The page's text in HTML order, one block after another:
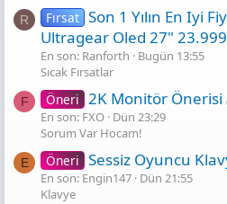
R Fırsat Son 1 Yılın En Iyi
Ultragear Oled 27"
En son: Ranforth
Bugün 13:55
Sıcak Fırsatlar
F Öneri 2K Monitör Önerisi
En son: FXO Dün 23:29
Sorum Var Hocam!
E Öneri Sessiz Oyuncu
En son: Engin147 Dün 21:55
Klavye